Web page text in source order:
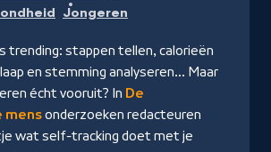
Jongeren
trending: stappen tellen, calorieën
en stemming analyseren... Maar
écht vooruit? In De
mensonderzoeken redacteuren
wat self-tracking doet met je